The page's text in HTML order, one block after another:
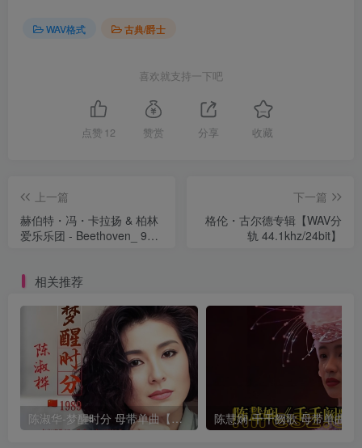
WAV格式 古典/爵士
喜欢就支持一下吧
点赞 12 赞赏 分享 收藏
上一篇
赫伯特・冯・卡拉扬 & 柏林
爱乐乐团 - Beethoven_ 9
96khz/24bit】
下一篇
格伦・古尔德专辑【WAV分
轨 44.1khz/24bit】
相关推荐
陈淑华-梦醒时分 母带单曲【试听】